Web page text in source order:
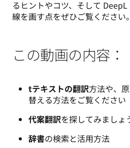
るヒントやコツ、そして
線を画す点をぜひご覧ください。
この動画の内容：
tテキストの翻訳方法や、
替える方法をご覧ください
代案翻訳を探してみましょ
辞書の検索と活用方法